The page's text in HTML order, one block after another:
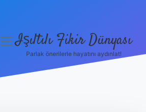
menüyüIşıltılı Fikir Dünyası
Parlak önerilerle hayatını aydınlat!